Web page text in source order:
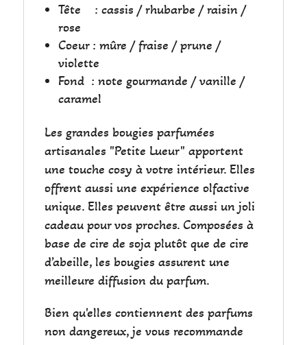
Tête
: cassis / rhubarbe / raisin /
rose
Coeur : mûre / fraise / prune /
violette
Fond : note gourmande / vanille /
caramel
Les grandes bougies parfumées
artisanales "Petite Lueur" apportent
une touche cosy à votre intérieur. Elles
offrent aussi une expérience olfactive
unique. Elles peuvent être aussi un joli
cadeau pour vos proches. Composées à
base de cire de soja plutôt que de cire
d’abeille, les bougies assurent une
meilleure diffusion du parfum.
Bien qu'elles contiennent des parfums
non dangereux, je vous recommande